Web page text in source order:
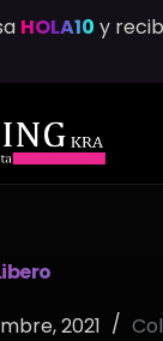
HOLA10 y
2021